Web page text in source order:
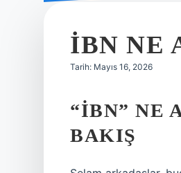
IBN NE
Tarih: Mayıs 16, 2026
“İBN” NE
BAKIŞ